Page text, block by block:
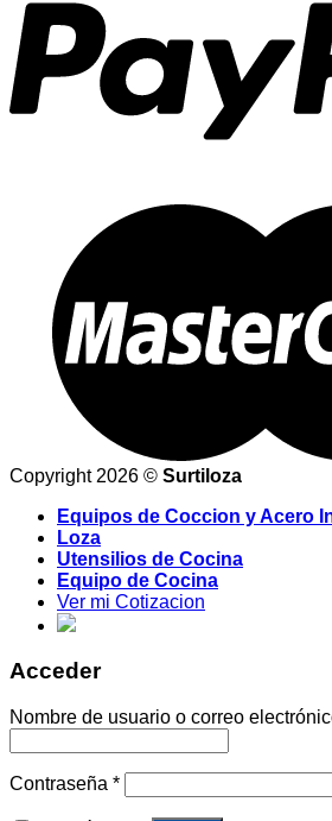
Copyright 2026 © Surtiloza
Equipos de Coccion y Acero
Loza
Utensilios de Cocina
Equipo de Cocina
Ver mi Cotizacion
Acceder
Nombre de usuario o correo
Contraseña *